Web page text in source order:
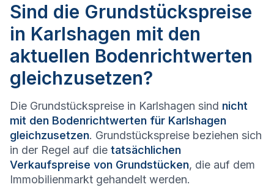
Sind die Grundstückspreise
in Karlshagen mit den
aktuellen Bodenrichtwerten
gleichzusetzen?
Die Grundstückspreise in Karlshagen sind nicht
mit den Bodenrichtwerten für Karlshagen
gleichzusetzen. Grundstückspreise beziehen sich
in der Regel auf die tatsächlichen
Verkaufspreise von Grundstücken, die auf dem
Immobilienmarkt gehandelt werden.